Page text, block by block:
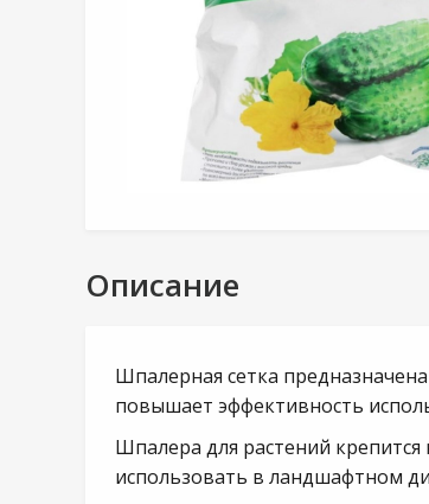
Описание
Шпалерная сетка
повышает эффективность
Шпалера для растений
использовать в ландшафтном